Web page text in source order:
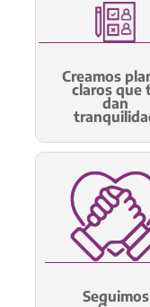
Creamos
claros que
dan
Seguimos